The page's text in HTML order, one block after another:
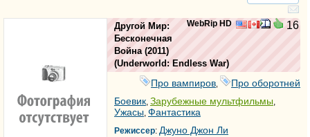
WebRip HD 16
Другой Мир:
Бесконечная
Война(2011)
(Underworld: Endless War)
Про вампиров
Про оборотней
Боевик, Зарубежные мультфильмы,
Ужасы, Фантастика
Режиссер: Джуно Джон Ли